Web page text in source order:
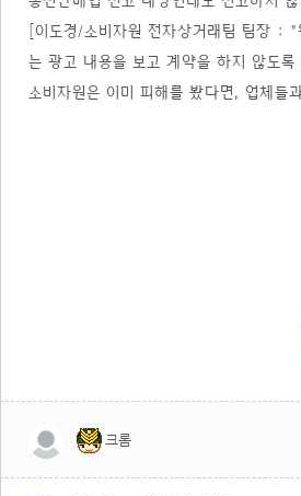
[이도경/소비자원 전자상거래팀 팀장 : "
는 광고 내용을 보고 계약을 하지 않도
소비자원은 이미 피해를 봤다면, 업체
크롬